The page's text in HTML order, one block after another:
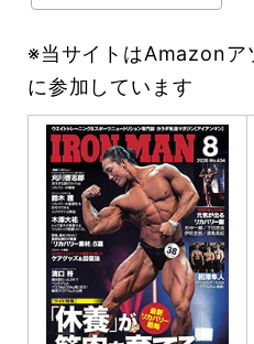
※当サイトはAmazonア
に参加しています